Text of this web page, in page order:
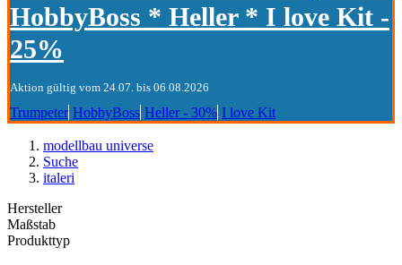
HobbyBoss * Heller * I love Kit -
25%
Aktion gültig vom 24.07. bis 06.08.2026
Trumpeter HobbyBoss Heller - 30% I love Kit
modellbau universe
Suche
italeri
Hersteller
Maßstab
Produkttyp